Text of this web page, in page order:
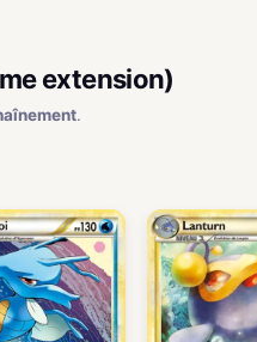
extension)
.